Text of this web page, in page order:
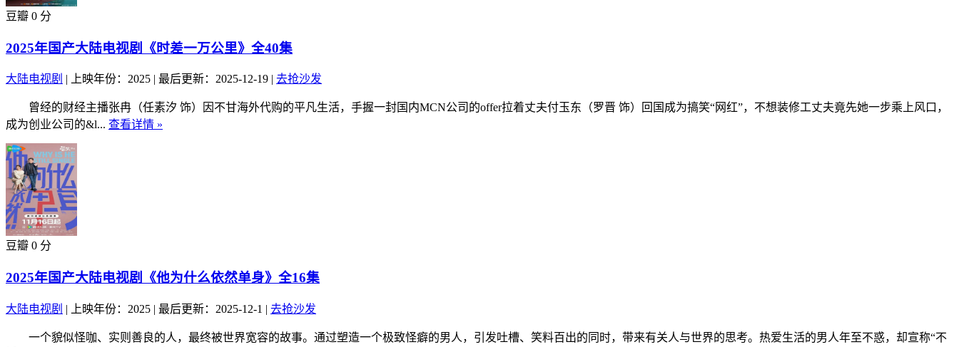
豆瓣 0 分
2025年国产大陆电视剧《时差一万公里》全40集
大陆电视剧 | 上映年份：2025 | 最后更新：2025-12-19 | 去抢沙发
曾经的财经主播张冉（任素汐 饰）因不甘海外代购的平凡生活，手握一封国内MCN公司的offer拉着丈夫付玉东（罗晋 饰）回国成为搞笑“网红”，不想装修工丈夫竟先她一步乘上风口，
成为创业公司的&l... 查看详情 »
豆瓣 0 分
2025年国产大陆电视剧《他为什么依然单身》全16集
大陆电视剧 | 上映年份：2025 | 最后更新：2025-12-1 | 去抢沙发
一个貌似怪咖、实则善良的人，最终被世界宽容的故事。通过塑造一个极致怪癖的男人，引发吐槽、笑料百出的同时，带来有关人与世界的思考。热爱生活的男人年至不惑，却宣称“不